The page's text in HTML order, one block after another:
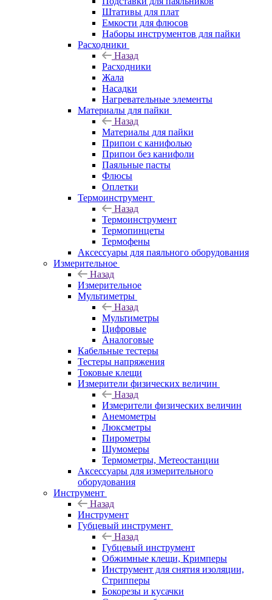
Штативы для плат
Емкости для флюсов
Наборы инструментов для пайки
Расходники
Назад
Расходники
Жала
Насадки
Нагревательные элементы
Материалы для пайки
Назад
Материалы для пайки
Припои с канифолью
Припои без канифоли
Паяльные пасты
Флюсы
Оплетки
Термоинструмент
Назад
Термоинструмент
Термопинцеты
Термофены
Аксессуары для паяльного оборудования
Измерительное
Назад
Измерительное
Мультиметры
Назад
Мультиметры
Цифровые
Аналоговые
Кабельные тестеры
Тестеры напряжения
Токовые клещи
Измерители физических величин
Назад
Измерители физических величин
Анемометры
Люксметры
Пирометры
Шумомеры
Термометры, Метеостанции
Аксессуары для измерительного
оборудования
Инструмент
Назад
Инструмент
Губцевый инструмент
Назад
Губцевый инструмент
Обжимные клещи, Кримперы
Инструмент для снятия изоляции,
Стрипперы
Бокорезы и кусачки